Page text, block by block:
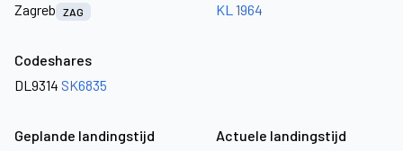
Zagreb
ZAG
KL 1964
Codeshares
DL9314 SK6835
Geplande landingstijd
Actuele landingstijd